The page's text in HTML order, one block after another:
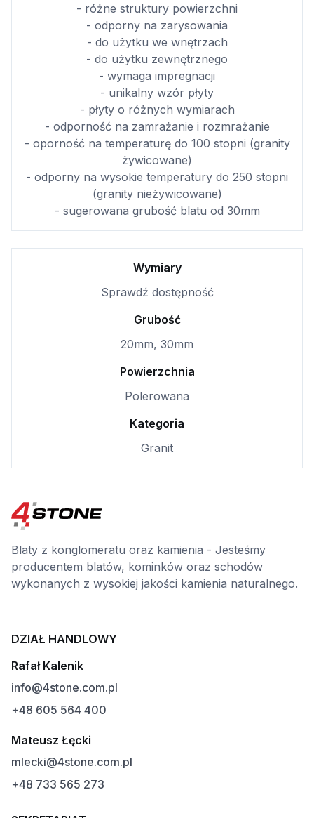
- różne struktury powierzchni
- odporny na zarysowania
- do użytku we wnętrzach
- do użytku zewnętrznego
- wymaga impregnacji
- unikalny wzór płyty
- płyty o różnych wymiarach
- odporność na zamrażanie i rozmrażanie
- oporność na temperaturę do 100 stopni (granity
żywicowane)
- odporny na wysokie temperatury do 250 stopni
(granity nieżywicowane)
- sugerowana grubość blatu od 30mm
Wymiary
Sprawdź dostępność
Grubość
20mm, 30mm
Powierzchnia
Polerowana
Kategoria
Granit
Blaty z konglomeratu oraz kamienia - Jesteśmy
producentem blatów, kominków oraz schodów
wykonanych z wysokiej jakości kamienia naturalnego.
DZIAŁ HANDLOWY
Rafał Kalenik
info@4stone.com.pl
+48 605 564 400
Mateusz Łęcki
mlecki@4stone.com.pl
+48 733 565 273